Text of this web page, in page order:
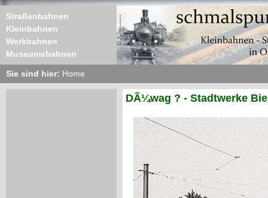
Straßenbahnen
Kleinbahnen
Werkbahnen
Museumsbahnen
Sie sind hier: Home
DÃ¼wag ? - Stadtwerke